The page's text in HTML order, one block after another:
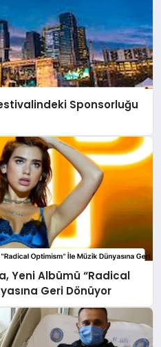
Sponsorluğu
Yeni Albümü “Radical
Geri Dönüyor